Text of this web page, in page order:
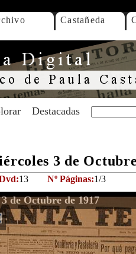
Castañeda
Destacadas
3 de
13 Nº Páginas:1/3
de Octubre de 1917